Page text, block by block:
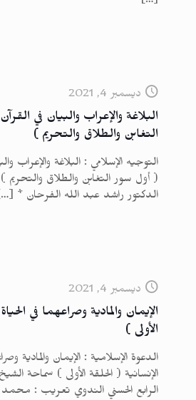
ديسمبر 4, 2021
البلاغة والإعراب والبيان في
التغابن والطلاق والتحريم )
التوجيه الإسلامي : البلاغة والإعراب
( أول سور التغابن والطلاق
الدكتور راشد عبد الله الفرحان *
ديسمبر 4, 2021
الإيمان والمادية وصراعهما في
الأولى )
الدعوة الإسلامية : الإيمان والمادية
الإنسانية ( الحلقة الأولى ) سماحة
الرابع الحسني الندوي تعريب :